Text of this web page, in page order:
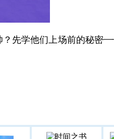
先学他们上场前的秘密